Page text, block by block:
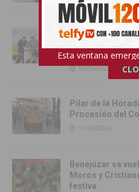
Torrevieja
del Mar’ y
el Mediterráneo
12/06/2026
Pilar de la
Procesión del
11/06/2026
Benejúzar se
Moros y
festiva
Esta ventana